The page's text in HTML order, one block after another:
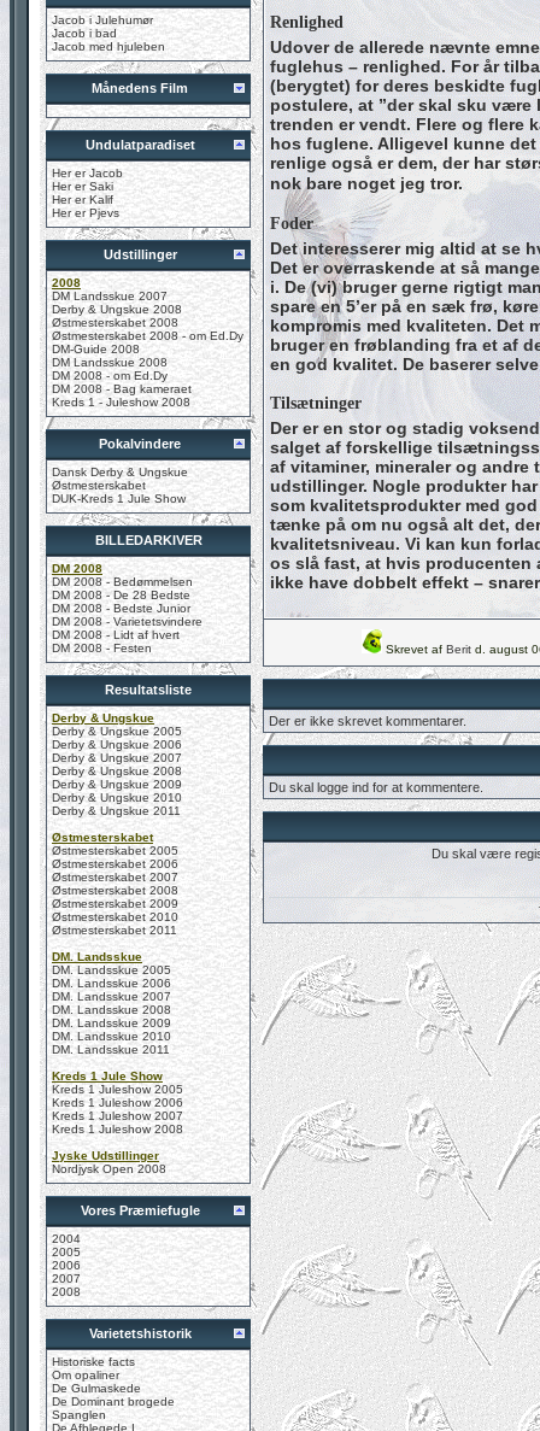
Jacob i Julehumør
Jacob i bad
Jacob med hjuleben
Månedens Film
Undulatparadiset
Her er Jacob
Her er Saki
Her er Kalif
Her er Pjevs
Udstillinger
2008
DM Landsskue 2007
Derby & Ungskue 2008
Østmesterskabet 2008
Østmesterskabet 2008 - om Ed.Dy
DM-Guide 2008
DM Landsskue 2008
DM 2008 - om Ed.Dy
DM 2008 - Bag kameraet
Kreds 1 - Juleshow 2008
Pokalvindere
Dansk Derby & Ungskue
Østmesterskabet
DUK-Kreds 1 Jule Show
BILLEDARKIVER
DM 2008
DM 2008 - Bedømmelsen
DM 2008 - De 28 Bedste
DM 2008 - Bedste Junior
DM 2008 - Varietetsvindere
DM 2008 - Lidt af hvert
DM 2008 - Festen
Resultatsliste
Derby & Ungskue
Derby & Ungskue 2005
Derby & Ungskue 2006
Derby & Ungskue 2007
Derby & Ungskue 2008
Derby & Ungskue 2009
Derby & Ungskue 2010
Derby & Ungskue 2011
Østmesterskabet
Østmesterskabet 2005
Østmesterskabet 2006
Østmesterskabet 2007
Østmesterskabet 2008
Østmesterskabet 2009
Østmesterskabet 2010
Østmesterskabet 2011
DM. Landsskue
DM. Landsskue 2005
DM. Landsskue 2006
DM. Landsskue 2007
DM. Landsskue 2008
DM. Landsskue 2009
DM. Landsskue 2010
DM. Landsskue 2011
Kreds 1 Jule Show
Kreds 1 Juleshow 2005
Kreds 1 Juleshow 2006
Kreds 1 Juleshow 2007
Kreds 1 Juleshow 2008
Jyske Udstillinger
Nordjysk Open 2008
Vores Præmiefugle
2004
2005
2006
2007
2008
Varietetshistorik
Historiske facts
Om opaliner
De Gulmaskede
De Dominant brogede
Spanglen
De Afblegede I
Renlighed
Udover de allerede nævnte
fuglehus – renlighed. For år
(berygtet) for deres beskidte
postulere, at ”der skal sku
trenden er vendt. Flere og flere
hos fuglene. Alligevel kunne
renlige også er dem, der har
nok bare noget jeg tror.
Foder
Det interesserer mig altid at se
Det er overraskende at så
i. De (vi) bruger gerne rigtigt
spare en 5’er på en sæk frø,
kompromis med kvaliteten. Det
bruger en frøblanding fra et af
en god kvalitet. De baserer
Tilsætninger
Der er en stor og stadig
salget af forskellige
af vitaminer, mineraler og
udstillinger. Nogle produkter
som kvalitetsprodukter med
tænke på om nu også alt det,
kvalitetsniveau. Vi kan kun
os slå fast, at hvis
ikke have dobbelt effekt –
Skrevet af Beritd. august
Der er ikke skrevet kommentarer.
Du skal logge ind for at kommentere.
Du skal være